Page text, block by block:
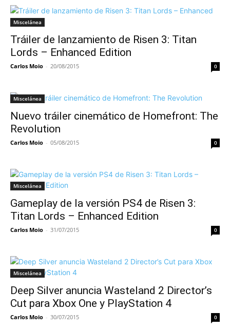
Miscelánea
Tráiler de lanzamiento de Risen 3: Titan
Lords – Enhanced Edition
Carlos Moio - 20/08/2015 0
Miscelánea
Nuevo tráiler cinemático de Homefront: The
Revolution
Carlos Moio - 05/08/2015 0
Miscelánea
Gameplay de la versión PS4 de Risen 3:
Titan Lords – Enhanced Edition
Carlos Moio - 31/07/2015 0
Miscelánea
Deep Silver anuncia Wasteland 2 Director’s
Cut para Xbox One y PlayStation 4
Carlos Moio - 30/07/2015 0